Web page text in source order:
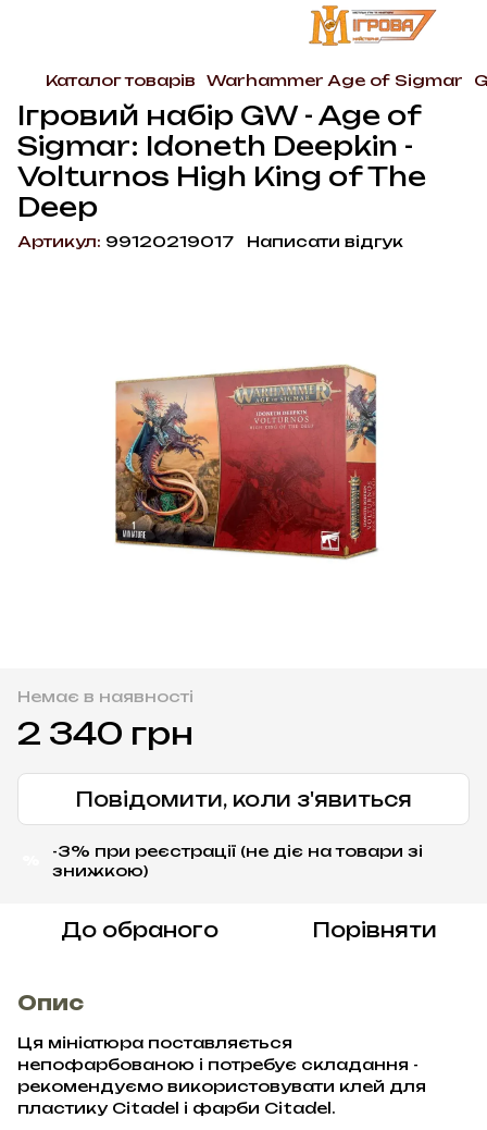
Каталог товарів Warhammer Age of Sigmar
Ігровий набір GW - Age of
Sigmar: Idoneth Deepkin -
Volturnos High King of The
Deep
Артикул: 99120219017 Написати відгук
Немає в наявності
2 340 грн
Повідомити, коли з'явиться
-3% при реєстрації (не діє на товари зі
знижкою)
До обраного Порівняти
Опис
Ця мініатюра поставляється
непофарбованою і потребує складання -
рекомендуємо використовувати клей для
пластику Citadel і фарби Citadel.